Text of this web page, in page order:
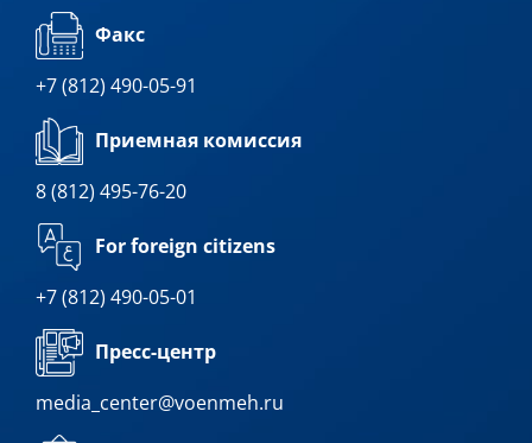
Факс
+7 (812) 490-05-91
Приемная комиссия
8 (812) 495-76-20
For foreign citizens
+7 (812) 490-05-01
Пресс-центр
media_center@voenmeh.ru